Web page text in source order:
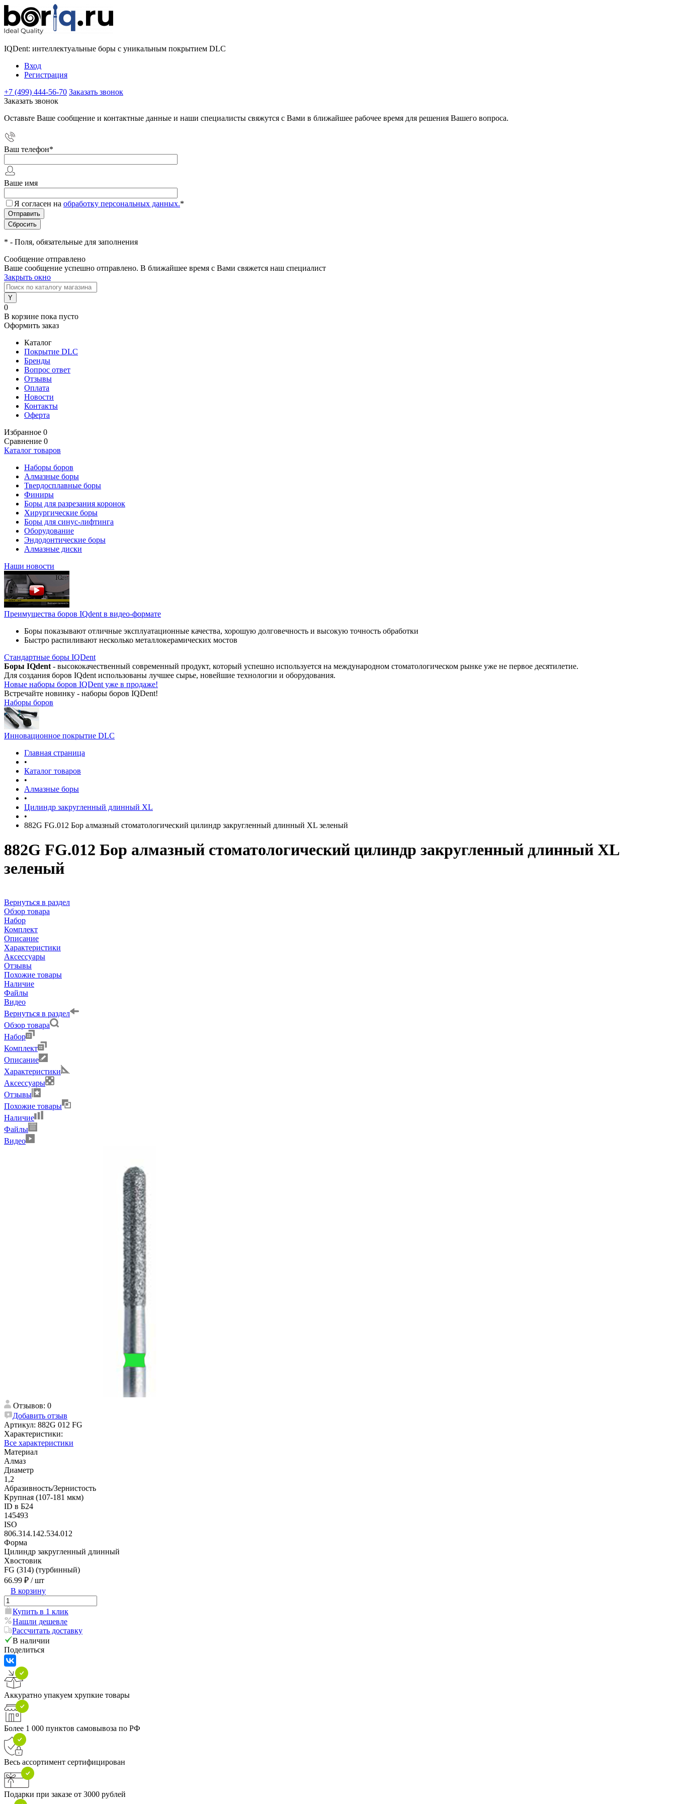
IQDent: интеллектуальные боры с уникальным покрытием DLC
Вход
Регистрация
+7 (499) 444-56-70 Заказать звонок
Заказать звонок
Оставьте Ваше сообщение и контактные данные и наши специалисты свяжутся с Вами в ближайшее рабочее время для решения Вашего вопроса.
Ваш телефон*
Ваше имя
Я согласен на обработку персональных данных.*
* - Поля, обязательные для заполнения
Сообщение отправлено
Ваше сообщение успешно отправлено. В ближайшее время с Вами свяжется наш специалист
Закрыть окно
0
В корзине пока пусто
Оформить заказ
Каталог
Покрытие DLC
Бренды
Вопрос ответ
Отзывы
Оплата
Новости
Контакты
Оферта
Избранное 0
Сравнение 0
Каталог товаров
Наборы боров
Алмазные боры
Твердосплавные боры
Финиры
Боры для разрезания коронок
Хирургические боры
Боры для синус-лифтинга
Оборудование
Эндодонтические боры
Алмазные диски
Наши новости
Преимущества боров IQdent в видео-формате
Боры показывают отличные эксплуатационные качества, хорошую долговечность и высокую точность обработки
Быстро распиливают несколько металлокерамических мостов
Стандартные боры IQDent
Боры IQdent - высококачественный современный продукт, который успешно используется на международном стоматологическом рынке уже не первое десятилетие.
Для создания боров IQdent использованы лучшее сырье, новейшие технологии и оборудования.
Новые наборы боров IQDent уже в продаже!
Встречайте новинку - наборы боров IQDent!
Наборы боров
Инновационное покрытие DLC
Главная страница
•
Каталог товаров
•
Алмазные боры
•
Цилиндр закругленный длинный XL
•
882G FG.012 Бор алмазный стоматологический цилиндр закругленный длинный XL зеленый
882G FG.012 Бор алмазный стоматологический цилиндр закругленный длинный XL
зеленый
Вернуться в раздел
Обзор товара
Набор
Комплект
Описание
Характеристики
Аксессуары
Отзывы
Похожие товары
Наличие
Файлы
Видео
Вернуться в раздел
Обзор товара
Набор
Комплект
Описание
Характеристики
Аксессуары
Отзывы
Похожие товары
Наличие
Файлы
Видео
Отзывов: 0
Добавить отзыв
Артикул: 882G 012 FG
Характеристики:
Все характеристики
Материал
Алмаз
Диаметр
1,2
Абразивность/Зернистость
Крупная (107-181 мкм)
ID в Б24
145493
ISO
806.314.142.534.012
Форма
Цилиндр закругленный длинный
Хвостовик
FG (314) (турбинный)
66.99 ₽ / шт
В корзину
Купить в 1 клик
Нашли дешевле
Рассчитать доставку
В наличии
Поделиться
Аккуратно упакуем хрупкие товары
Более 1 000 пунктов самовывоза по РФ
Весь ассортимент сертифицирован
Подарки при заказе от 3000 рублей